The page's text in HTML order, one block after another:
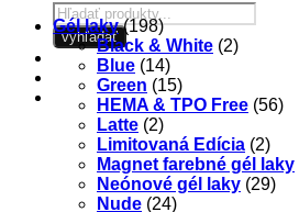
Products
search
vyhľadať
Gél laky (198)
Black & White (2)
Blue (14)
Green (15)
HEMA & TPO Free (56)
Latte (2)
Limitovaná Edícia (2)
Magnet farebné gél laky
Neónové gél laky (29)
Nude (24)